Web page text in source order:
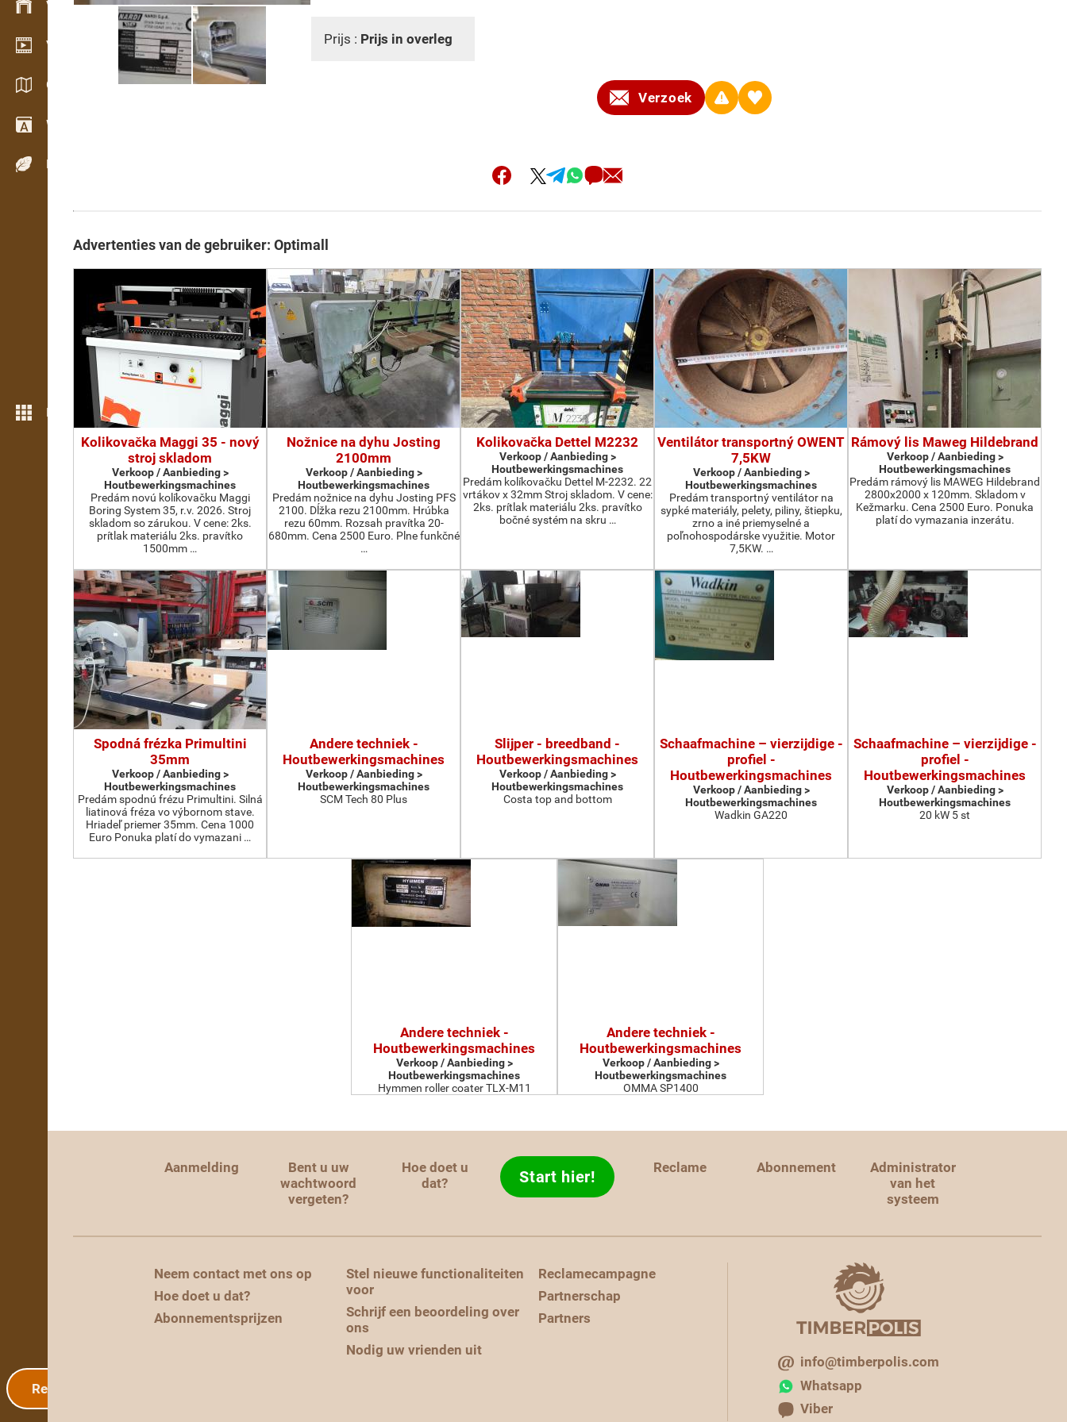
Voorraadbeheer
Video showroom
Catalogi / Brochures
Woordenboek
Houtsoorten
Meer opties
Registratie
Prijs : Prijs in overleg
Verzoek
Advertenties van de gebruiker: Optimall
Kolikovačka Maggi 35 - nový
stroj skladom
Verkoop / Aanbieding >
Houtbewerkingsmachines
Predám novú kolíkovačku Maggi
Boring System 35, r.v. 2026. Stroj
skladom so zárukou. V cene: 2ks.
prítlak materiálu 2ks. pravítko
1500mm …
Nožnice na dyhu Josting
2100mm
Verkoop / Aanbieding >
Houtbewerkingsmachines
Predám nožnice na dyhu Josting PFS
2100. Dĺžka rezu 2100mm. Hrúbka
rezu 60mm. Rozsah pravítka 20-
680mm. Cena 2500 Euro. Plne funkčné
…
Kolikovačka Dettel M2232
Verkoop / Aanbieding >
Houtbewerkingsmachines
Predám kolíkovačku Dettel M-2232. 22
vrtákov x 32mm Stroj skladom. V cene:
2ks. prítlak materiálu 2ks. pravítko
bočné systém na skru …
Ventilátor transportný OWENT
7,5KW
Verkoop / Aanbieding >
Houtbewerkingsmachines
Predám transportný ventilátor na
sypké materiály, pelety, piliny, štiepku,
zrno a iné priemyselné a
poľnohospodárske využitie. Motor
7,5KW. …
Rámový lis Maweg Hildebrand
Verkoop / Aanbieding >
Houtbewerkingsmachines
Predám rámový lis MAWEG Hildebrand
2800x2000 x 120mm. Skladom v
Kežmarku. Cena 2500 Euro. Ponuka
platí do vymazania inzerátu.
Spodná frézka Primultini
35mm
Verkoop / Aanbieding >
Houtbewerkingsmachines
Predám spodnú frézu Primultini. Silná
liatinová fréza vo výbornom stave.
Hriadeľ priemer 35mm. Cena 1000
Euro Ponuka platí do vymazani …
Andere techniek -
Houtbewerkingsmachines
Verkoop / Aanbieding >
Houtbewerkingsmachines
SCM Tech 80 Plus
Slijper - breedband -
Houtbewerkingsmachines
Verkoop / Aanbieding >
Houtbewerkingsmachines
Costa top and bottom
Schaafmachine – vierzijdige -
profiel -
Houtbewerkingsmachines
Verkoop / Aanbieding >
Houtbewerkingsmachines
Wadkin GA220
Schaafmachine – vierzijdige -
profiel -
Houtbewerkingsmachines
Verkoop / Aanbieding >
Houtbewerkingsmachines
20 kW 5 st
Andere techniek -
Houtbewerkingsmachines
Verkoop / Aanbieding >
Houtbewerkingsmachines
Hymmen roller coater TLX-M11
Andere techniek -
Houtbewerkingsmachines
Verkoop / Aanbieding >
Houtbewerkingsmachines
OMMA SP1400
Aanmelding
Bent u uw
wachtwoord
vergeten?
Hoe doet u
dat?
Start hier! Reclame Abonnement
Administrator
van het
systeem
Neem contact met ons op
Hoe doet u dat?
Abonnementsprijzen
Stel nieuwe functionaliteiten
voor
Schrijf een beoordeling over
ons
Nodig uw vrienden uit
Reclamecampagne
Partnerschap
Partners
info@timberpolis.com
Whatsapp
Viber